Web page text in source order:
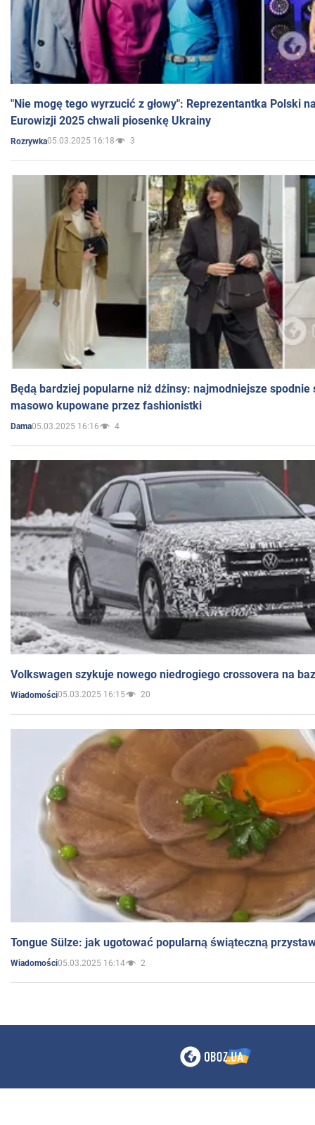
"Nie mogę tego wyrzucić z głowy": Reprezentantka Polski
Eurowizji 2025 chwali piosenkę Ukrainy
Rozrywka05.03.2025 16:18 3
Będą bardziej popularne niż dżinsy: najmodniejsze spodnie
masowo kupowane przez fashionistki
Dama05.03.2025 16:16 4
Volkswagen szykuje nowego niedrogiego crossovera na
Wiadomości05.03.2025 16:15 20
Tongue Sülze: jak ugotować popularną świąteczną
Wiadomości05.03.2025 16:14 2